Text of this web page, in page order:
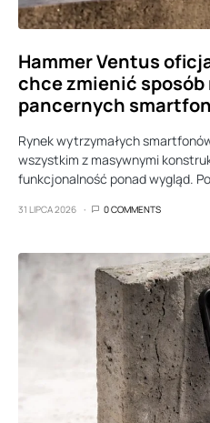
Hammer Ventus
chce zmienić sposób
pancernych
Rynek wytrzymałych
wszystkim z masywnymi
funkcjonalność ponad wygląd.
31 LIPCA 2026 0 COMMENTS